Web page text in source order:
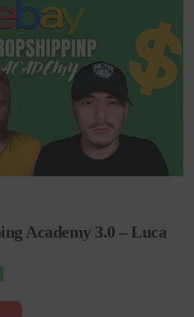
Academy 3.0 – Luca